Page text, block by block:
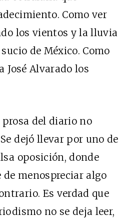
Como ver
los vientos y la lluvia
de México. Como
José Alvarado los
prosa del diario no
dejó llevar por uno de
oposición, donde
de menospreciar algo
Es verdad que
no se deja leer,